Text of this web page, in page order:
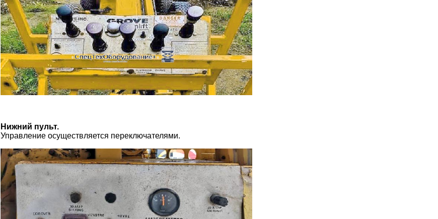
Нижний пульт.
Управление осуществляется переключателями.